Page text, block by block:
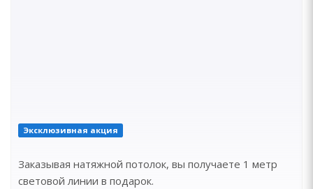
Эксклюзивная акция
Заказывая натяжной потолок, вы получаете 1 метр
световой линии в подарок.